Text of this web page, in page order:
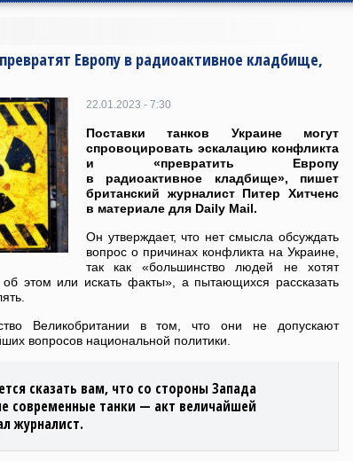
Европу в радиоактивное кладбище,
22.01.2023 - 7:30
Поставки танков Украине могут
спровоцировать эскалацию конфликта
и «превратить Европу
в радиоактивное кладбище», пишет
британский журналист Питер Хитченс
в материале для Daily Mail.
Он утверждает, что нет смысла обсуждать
вопрос о причинах конфликта на Украине,
так как «большинство людей не хотят
об этом или искать факты», а пытающихся рассказать
Великобритании в том, что они не допускают
вопросов национальной политики.
сказать вам, что со стороны Запада
современные танки — акт величайшей
журналист.